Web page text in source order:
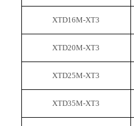
XTD16M-XT3
XTD20M-XT3
XTD25M-XT3
XTD35M-XT3